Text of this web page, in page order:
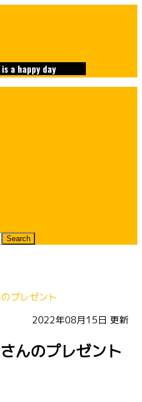
is a happy day
プレゼント
2022年08月15日 更新
んのプレゼント